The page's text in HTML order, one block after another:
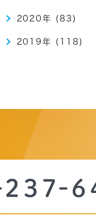
2020年 (83)
2019年 (118)